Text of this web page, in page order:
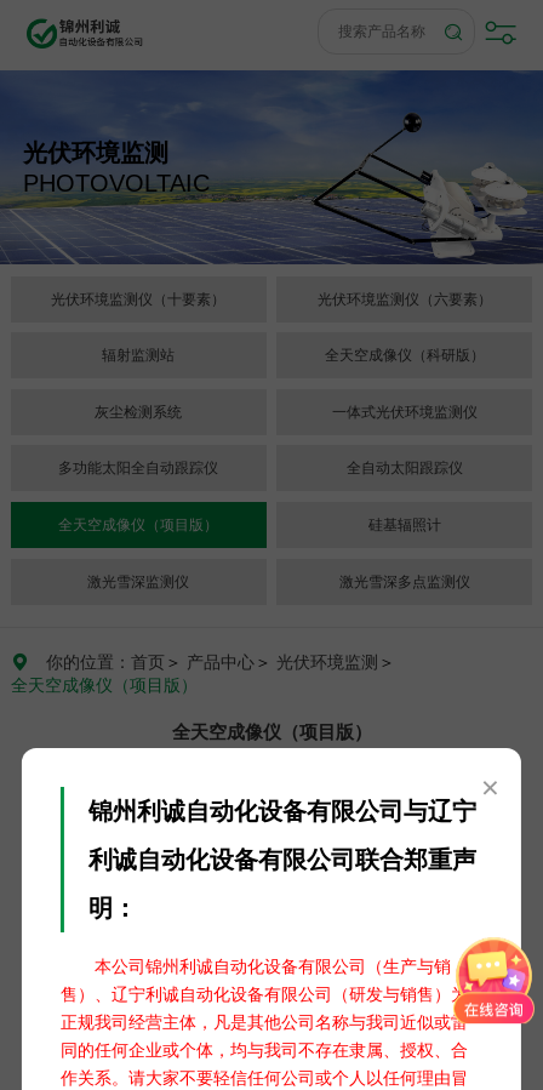
×
锦州利诚自动化设备有限公司与辽宁
利诚自动化设备有限公司联合郑重声
明：
本公司锦州利诚自动化设备有限公司（生产与销
售）、辽宁利诚自动化设备有限公司（研发与销售）为
正规我司经营主体，凡是其他公司名称与我司近似或雷
同的任何企业或个体，均与我司不存在隶属、授权、合
作关系。请大家不要轻信任何公司或个人以任何理由冒
光伏环境监测
PHOTOVOLTAIC
光伏环境监测仪（十要素） 光伏环境监测仪（六要素）
辐射监测站 全天空成像仪（科研版）
灰尘检测系统 一体式光伏环境监测仪
多功能太阳全自动跟踪仪 全自动太阳跟踪仪
全天空成像仪（项目版） 硅基辐照计
激光雪深监测仪 激光雪深多点监测仪
 你的位置：首页 ＞ 产品中心＞ 光伏环境监测 ＞
全天空成像仪（项目版）
全天空成像仪（项目版）